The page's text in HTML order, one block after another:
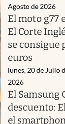
Agosto de 2026
El moto g77
El Corte
se consigue
euros
lunes, 20 de Julio
2026
El Samsung
descuento:
el